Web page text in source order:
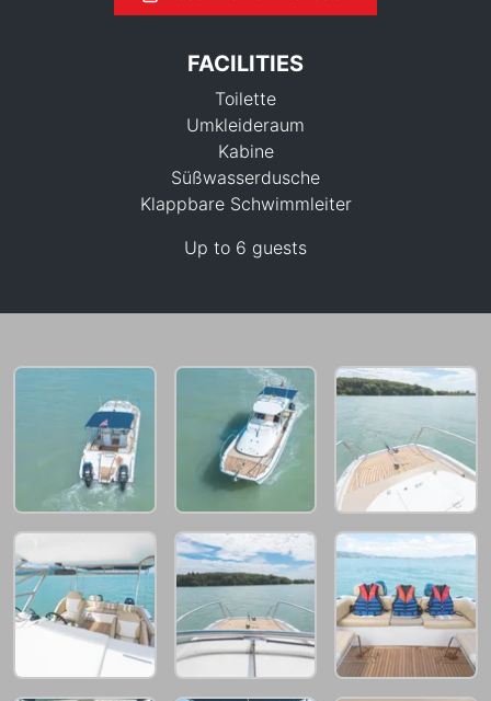
33,000 THB
FACILITIES
Toilette
Umkleideraum
Kabine
Süßwasserdusche
Klappbare Schwimmleiter
Up to 6 guests